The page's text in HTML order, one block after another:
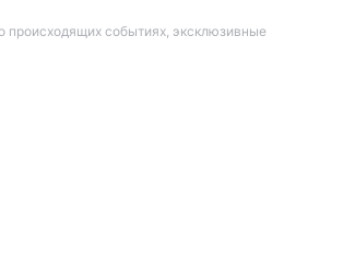
происходящих событиях, эксклюзивные